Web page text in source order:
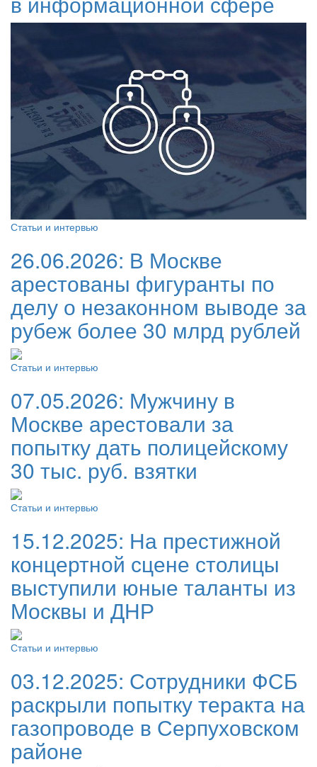
Статьи и интервью
26.06.2026: В Москве
арестованы фигуранты по
делу о незаконном выводе за
рубеж более 30 млрд рублей
Статьи и интервью
07.05.2026: Мужчину в
Москве арестовали за
попытку дать полицейскому
30 тыс. руб. взятки
Статьи и интервью
15.12.2025: На престижной
концертной сцене столицы
выступили юные таланты из
Москвы и ДНР
Статьи и интервью
03.12.2025: Сотрудники ФСБ
раскрыли попытку теракта на
газопроводе в Серпуховском
районе